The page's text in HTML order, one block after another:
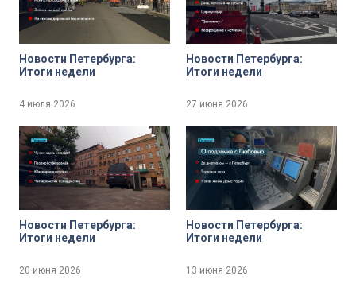
Новости Петербурга:
Итоги недели
4 июля 2026
Новости Петербурга:
Итоги недели
27 июня 2026
Новости Петербурга:
Итоги недели
20 июня 2026
Новости Петербурга:
Итоги недели
13 июня 2026